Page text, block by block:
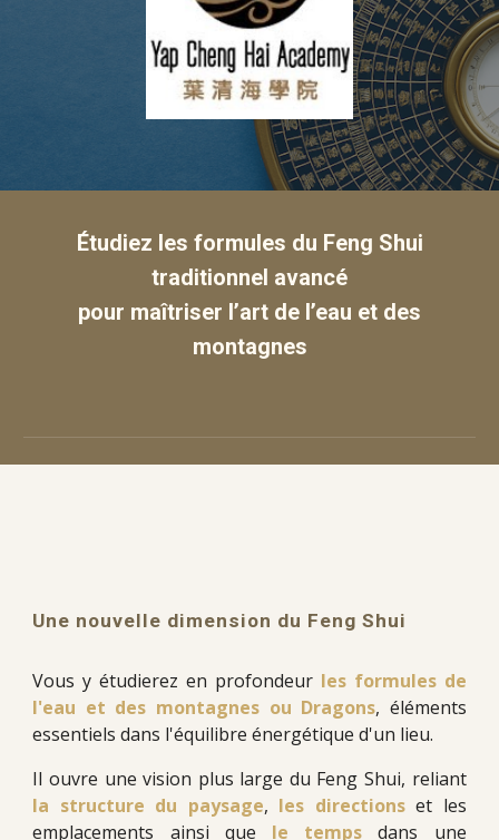
Étudiez les formules du Feng Shui
traditionnel avancé
pour maîtriser l’art de l’eau et des
montagnes
Une nouvelle dimension du Feng Shui
Vous y étudierez en profondeur les formules de
l'eau et des montagnes ou Dragons, éléments
essentiels dans l'équilibre énergétique d'un lieu.
Il ouvre une vision plus large du Feng Shui, reliant
la structure du paysage, les directionset les
emplacements ainsi que le temps dans une